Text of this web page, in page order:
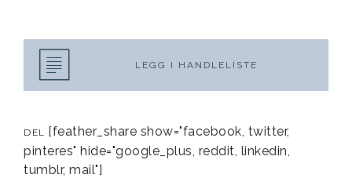
LEGG I HANDLELISTE
DEL [feather_share show="facebook, twitter,
pinteres" hide="google_plus, reddit, linkedin,
tumblr, mail"]